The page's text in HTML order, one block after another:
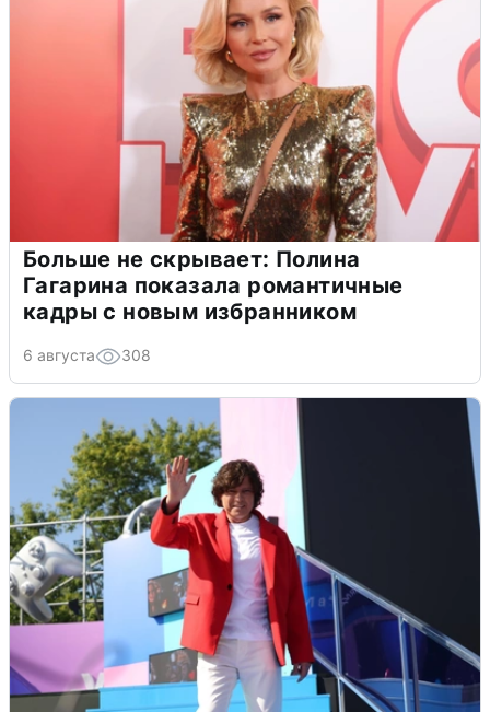
Больше не скрывает: Полина
Гагарина показала романтичные
кадры с новым избранником
6 августа 308